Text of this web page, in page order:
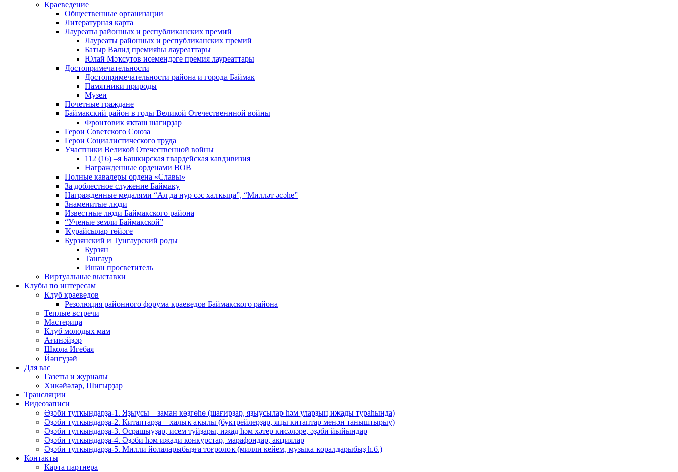
Краеведение
Общественные организации
Литературная карта
Лауреаты районных и республиканских премий
Лауреаты районных и республиканских премий
Батыр Вәлид премияһы лауреаттары
Юлай Мәҡсүтов исемендәге премия лауреаттары
Достопримечательности
Достопримечательности района и города Баймак
Памятники природы
Музеи
Почетные граждане
Баймакский район в годы Великой Отечественнной войны
Фронтовик яҡташ шағирҙар
Герои Советского Союза
Герои Социалистического труда
Участники Великой Отечественной войны
112 (16) –я Башкирская гвардейская кавдивизия
Награжденные орденами ВОВ
Полные кавалеры ордена «Славы»
За доблестное служение Баймаку
Награжденные медалями “Ал да нур сәс халҡыңа”, “Милләт әсәһе”
Знаменитые люди
Известные люди Баймакского района
“Ученые земли Баймакской”
Ҡурайсылар төйәге
Бурзянский и Тунгаурский роды
Бурзян
Тангаур
Ишан просветитель
Виртуальные выставки
Клубы по интересам
Клуб краеведов
Резолюция районного форума краеведов Баймакского района
Теплые встречи
Мастерица
Клуб молодых мам
Ағинәйҙәр
Школа Игебая
Йәнгүҙәй
Для вас
Газеты и журналы
Хикәйәләр, Шиғырҙар
Трансляции
Видеозаписи
Әҙәби тулҡындарҙа-1. Яҙыусы – заман көҙгөһө (шағирҙар, яҙыусылар һәм уларҙың ижады тураһында)
Әҙәби тулҡындарҙа-2. Китаптарҙа – халыҡ аҡылы (буктрейлерҙар, яңы китаптар менән таныштырыу)
Әҙәби тулҡындарҙа-3. Осрашыуҙар, исем туйҙары, ижад һәм хәтер кисәләре, әҙәби йыйындар
Әҙәби тулҡындарҙа-4. Әҙәби һәм ижади конкурстар, марафондар, акциялар
Әҙәби тулҡындарҙа-5. Милли йолаларыбыҙға тоғролоҡ (милли кейем, музыка ҡоралдарыбыҙ һ.б.)
Контакты
Карта партнера